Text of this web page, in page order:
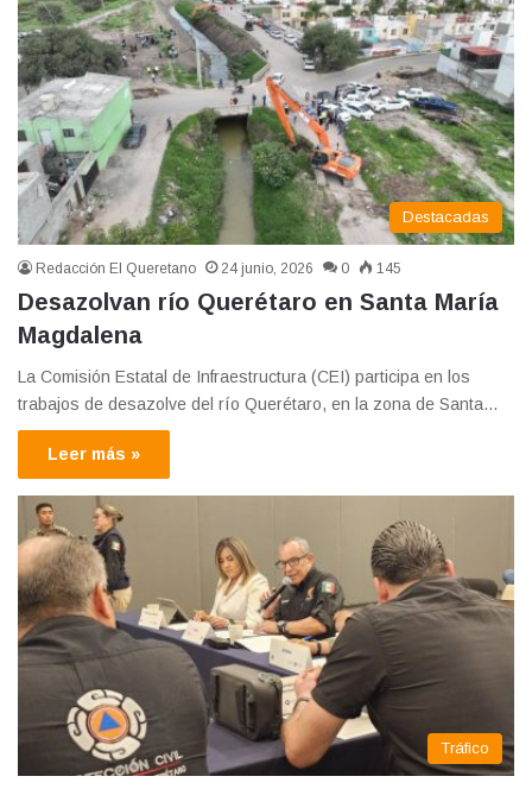
Destacadas
Redacción El Queretano 24 junio, 2026 0 145
Desazolvan río Querétaro en Santa María
Magdalena
La Comisión Estatal de Infraestructura (CEI) participa en los
trabajos de desazolve del río Querétaro, en la zona de Santa…
Leer más »
Tráfico